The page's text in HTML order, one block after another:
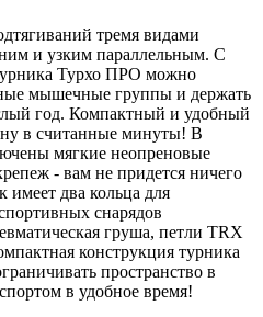
тремя видами
и узким параллельным. С
Турхо ПРО можно
мышечные группы и держать
год. Компактный и удобный
в считанные минуты! В
мягкие неопреновые
- вам не придется ничего
имеет два кольца для
снарядов
груша, петли TRX
конструкция турника
пространство в
в удобное время!